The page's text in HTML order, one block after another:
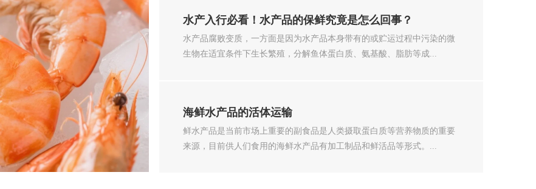
水产入行必看！水产品的保鲜究竟是怎么回事？
水产品腐败变质，一方面是因为水产品本身带有的或贮运过程中污染的微
生物在适宜条件下生长繁殖，分解鱼体蛋白质、氨基酸、脂肪等成...
海鲜水产品的活体运输
鲜水产品是当前市场上重要的副食品是人类摄取蛋白质等营养物质的重要
来源，目前供人们食用的海鲜水产品有加工制品和鲜活品等形式。...